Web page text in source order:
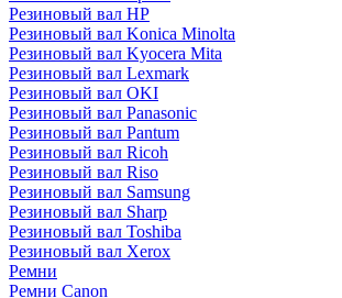
Резиновый вал HP
Резиновый вал Konica Minolta
Резиновый вал Kyocera Mita
Резиновый вал Lexmark
Резиновый вал OKI
Резиновый вал Panasonic
Резиновый вал Pantum
Резиновый вал Ricoh
Резиновый вал Riso
Резиновый вал Samsung
Резиновый вал Sharp
Резиновый вал Toshiba
Резиновый вал Xerox
Ремни
Ремни Canon